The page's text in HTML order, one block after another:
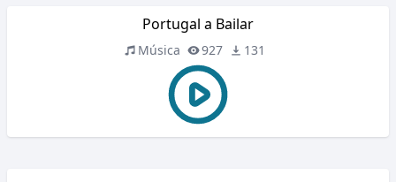
Portugal a Bailar
Música 927 131